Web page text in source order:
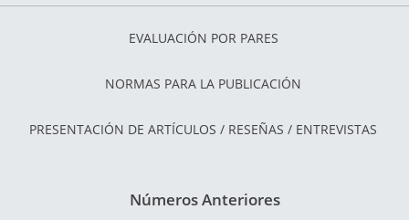
EVALUACIÓN POR PARES
NORMAS PARA LA PUBLICACIÓN
PRESENTACIÓN DE ARTÍCULOS / RESEÑAS / ENTREVISTAS
Números Anteriores